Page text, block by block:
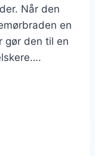
Når den
en
gør den til en